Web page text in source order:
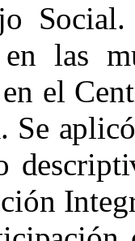
las
en el
Se